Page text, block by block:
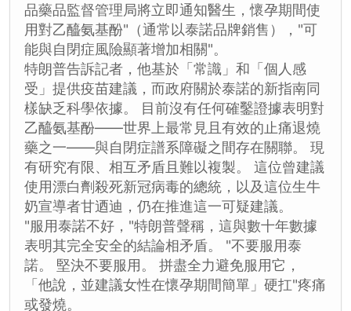
品藥品監督管理局將立即通知醫生，懷孕期間使
用對乙醯氨基酚"（通常以泰諾品牌銷售），"可
能與自閉症風險顯著增加相關"。
特朗普告訴記者，他基於「常識」和「個人感
受」提供疫苗建議，而政府關於泰諾的新指南同
樣缺乏科學依據。 目前沒有任何確鑿證據表明對
乙醯氨基酚——世界上最常見且有效的止痛退燒
藥之一——與自閉症譜系障礙之間存在關聯。 現
有研究有限、相互矛盾且難以複製。 這位曾建議
使用漂白劑殺死新冠病毒的總統，以及這位生牛
奶宣導者甘迺迪，仍在推進這一可疑建議。
"服用泰諾不好，"特朗普聲稱，這與數十年數據
表明其完全安全的結論相矛盾。 "不要服用泰
諾。 堅決不要服用。 拼盡全力避免服用它，
「他說，並建議女性在懷孕期間簡單」硬扛"疼痛
或發燒。